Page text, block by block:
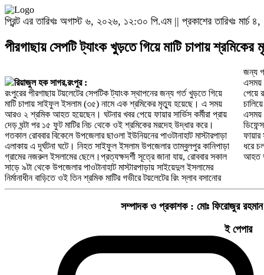
প্রিন্ট এর তারিখঃ অগাস্ট ৬, ২০২৬, ১২:৩০ পি.এম || প্রকাশের তারিখঃ মার্চ
পীরগাছায় সেপটি ট্যাংক খুড়তে গিয়ে মাটি চাপায়
রিয়াজুল হক সাগর,রংপুর :
রংপুরের পীরগাছায় টয়লেটের সেপটিক ট্যাংক স্থাপনের জন্য গর্ত খুড়তে গিয়ে
মাটি চাপায় সাইফুল ইসলাম (৩৫) নামে এক শ্রমিকের মৃত্যু হয়েছে। এ সময়
আরও ২ শ্রমিক আহত হয়েছেন। ঘটনার খবর পেয়ে ফায়ার সার্ভিস কর্মীরা প্রায়
দেড় ঘন্টা পর ১৫ ফুট মাটির নিচ থেকে ওই শ্রমিকের মরদেহ উদ্ধার করে।
গতকাল রোববার বিকেলে উপজেলার ছাওলা ইউনিয়নের পাওটানাহাট মাস্টারপাড়া
এলাকায় এ দূর্ঘটনা ঘটে। নিহত সাইফুল ইসলাম উপজেলার তাম্বুলপুর কানিপাড়া
গ্রামের নজরুল ইসলামের ছেলে।প্রত্যক্ষদর্শী সূত্রে জানা যায়, রোববার সকাল
সাড়ে ৯টা থেকে উপজেলার পাওটানাহাট মাস্টারপাড়ায় সাইয়েদুল ইসলামের
নির্মানাধীন বাড়িতে ওই তিন শ্রমিক মাটির গভীরে টয়লেটের রিং স্লাব বসানোর
জন্য
এসময়
পেয়ে রংপুর ও পীরগাছা ফায়ার সার্ভিসের দুইটি টিম দেড় ঘন্টা উদ্ধার তৎপরতা
চালিয়ে ১৫ ফুট মাটির নিচ থেকে সাইফুল ইসলামকে মৃত অবস্থায় উদ্ধার করে।
এসময় পীরগাছা থানা পুলিশ তাদের সহায়তা করেন।ফায়ার সার্ভিস ও সিভিল
ডিফেন্স রংপুরের উপ—পরিচালক বাদশা মাসউদ আলম বলেন, খবর পেয়ে আমরা
ফায়ার সার্ভিসের দুইটি টিম ঘটনাস্থলে উদ্ধার তৎপরতা চালাই। প্রায় দেড় ঘন্টা
ধরে চলা এ উদ্ধার অভিযানে একজনকে মৃত অবস্থায় উদ্ধার করা হয় এবং অপর
আহত
সম্পাদক ও প্রকাশক : মোঃ ফিরোজুর রহমান
ই পেপার